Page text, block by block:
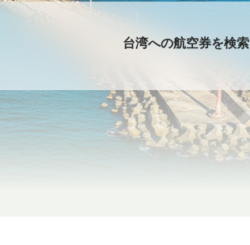
台湾への航空券を検索